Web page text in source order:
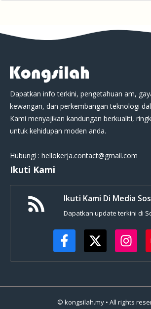
Dapatkan info terkini, pengetahuan am,
kewangan, dan perkembangan teknologi
Kami menyajikan kandungan berkualiti,
untuk kehidupan moden anda.
Hubungi : hellokerja.contact@gmail.com
Ikuti Kami
Ikuti Kami Di Media
Dapatkan update terkini di
© kongsilah.my • All rights